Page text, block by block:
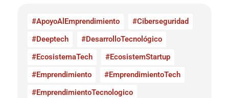
#ApoyoAlEmprendimiento
#Ciberseguridad
#Deeptech
#DesarrolloTecnológico
#EcosistemaTech
#EcosistemStartup
#Emprendimiento
#EmprendimientoTech
#EmprendimientoTecnologico